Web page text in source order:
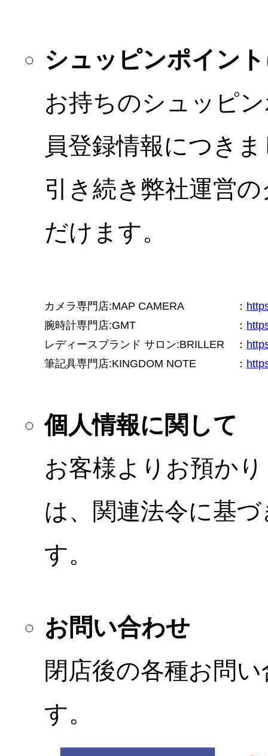
シュッピンポイン
お持ちのシュッピ
員登録情報につき
引き続き弊社運営
だけます。
カメラ専門店:MAP CAMERA ：
腕時計専門店:GMT
：
レディースブランド サロン:BRILLER
：
筆記具専門店:KINGDOM NOTE
：
個人情報に関して
お客様よりお預か
は、関連法令に基
す。
お問い合わせ
閉店後の各種お問
す。